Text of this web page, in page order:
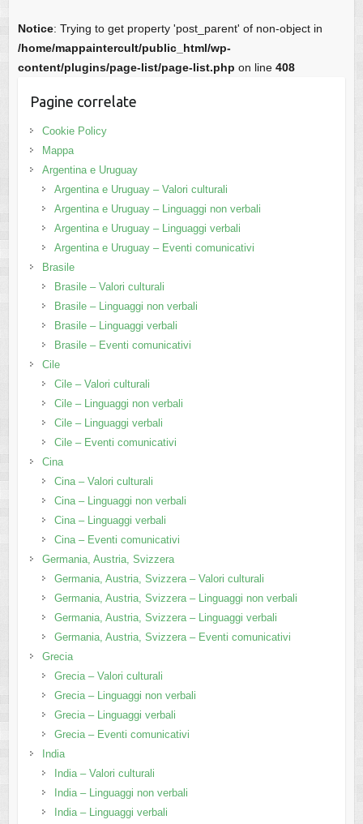
Notice: Trying to get property 'post_parent' of non-object in
/home/mappaintercult/public_html/wp-
content/plugins/page-list/page-list.php on line 408
Pagine correlate
Cookie Policy
Mappa
Argentina e Uruguay
Argentina e Uruguay – Valori culturali
Argentina e Uruguay – Linguaggi non verbali
Argentina e Uruguay – Linguaggi verbali
Argentina e Uruguay – Eventi comunicativi
Brasile
Brasile – Valori culturali
Brasile – Linguaggi non verbali
Brasile – Linguaggi verbali
Brasile – Eventi comunicativi
Cile
Cile – Valori culturali
Cile – Linguaggi non verbali
Cile – Linguaggi verbali
Cile – Eventi comunicativi
Cina
Cina – Valori culturali
Cina – Linguaggi non verbali
Cina – Linguaggi verbali
Cina – Eventi comunicativi
Germania, Austria, Svizzera
Germania, Austria, Svizzera – Valori culturali
Germania, Austria, Svizzera – Linguaggi non verbali
Germania, Austria, Svizzera – Linguaggi verbali
Germania, Austria, Svizzera – Eventi comunicativi
Grecia
Grecia – Valori culturali
Grecia – Linguaggi non verbali
Grecia – Linguaggi verbali
Grecia – Eventi comunicativi
India
India – Valori culturali
India – Linguaggi non verbali
India – Linguaggi verbali